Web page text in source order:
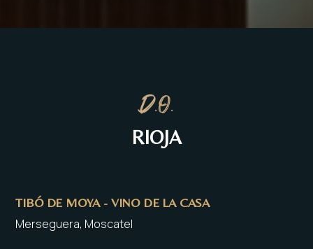
D.O.
RIOJA
TIBÓ DE MOYA - VINO DE LA CASA
Merseguera, Moscatel